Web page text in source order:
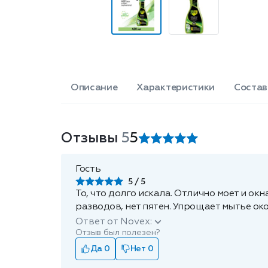
Описание Характеристики Состав
Отзывы 55
Гость
5
То, что долго искала. Отлично моет и
разводов, нет пятен. Упрощает мытье
Ответ от Novex:
Отзыв был полезен?
Да 0
Нет 0